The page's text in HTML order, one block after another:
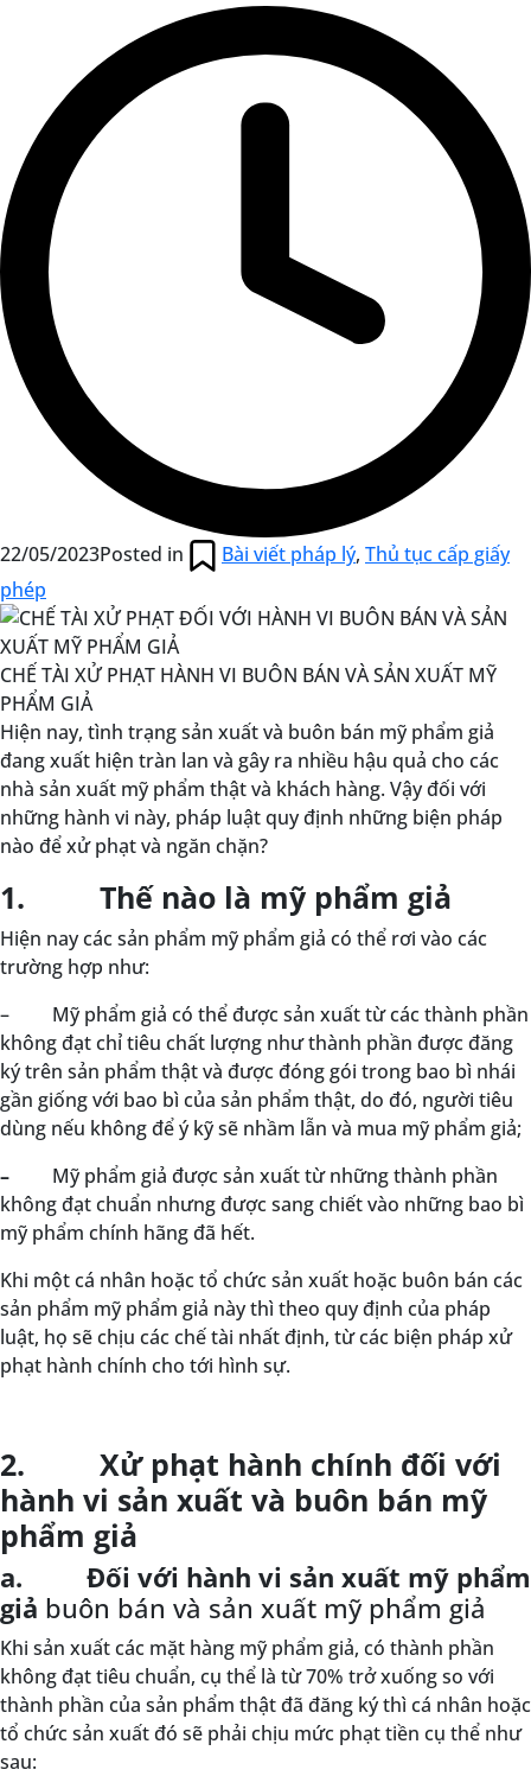
22/05/2023Posted in Bài viết pháp lý, Thủ tục cấp giấy
phép
CHẾ TÀI XỬ PHẠT HÀNH VI BUÔN BÁN VÀ SẢN XUẤT MỸ
PHẨM GIẢ
Hiện nay, tình trạng sản xuất và buôn bán mỹ phẩm giả
đang xuất hiện tràn lan và gây ra nhiều hậu quả cho các
nhà sản xuất mỹ phẩm thật và khách hàng. Vậy đối với
những hành vi này, pháp luật quy định những biện pháp
nào để xử phạt và ngăn chặn?
1. Thế nào là mỹ phẩm giả
Hiện nay các sản phẩm mỹ phẩm giả có thể rơi vào các
trường hợp như:
–
Mỹ phẩm giả có thể được sản xuất từ các thành phần
không đạt chỉ tiêu chất lượng như thành phần được đăng
ký trên sản phẩm thật và được đóng gói trong bao bì nhái
gần giống với bao bì của sản phẩm thật, do đó, người tiêu
dùng nếu không để ý kỹ sẽ nhầm lẫn và mua mỹ phẩm giả;
– Mỹ phẩm giả được sản xuất từ những thành phần
không đạt chuẩn nhưng được sang chiết vào những bao bì
mỹ phẩm chính hãng đã hết.
Khi một cá nhân hoặc tổ chức sản xuất hoặc buôn bán các
sản phẩm mỹ phẩm giả này thì theo quy định của pháp
luật, họ sẽ chịu các chế tài nhất định, từ các biện pháp xử
phạt hành chính cho tới hình sự.
2. Xử phạt hành chính đối với
hành vi sản xuất và buôn bán mỹ
phẩm giả
a. Đối với hành vi sản xuất mỹ phẩm
giả buôn bán và sản xuất mỹ phẩm giả
Khi sản xuất các mặt hàng mỹ phẩm giả, có thành phần
không đạt tiêu chuẩn, cụ thể là từ 70% trở xuống so với
thành phần của sản phẩm thật đã đăng ký thì cá nhân hoặc
tổ chức sản xuất đó sẽ phải chịu mức phạt tiền cụ thể như
sau: